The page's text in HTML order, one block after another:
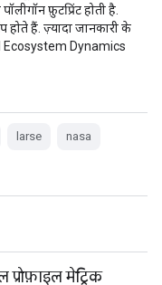
फ़ुटप्रिंट होती है.
हैं. ज़्यादा जानकारी के
Ecosystem Dynamics
larse nasa
प्रोफ़ाइल मेट्रिक